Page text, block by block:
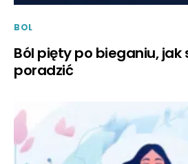
BOL
Ból pięty po bieganiu, jak
poradzić